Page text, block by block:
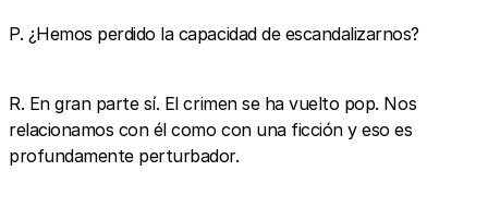
P. ¿Hemos perdido la capacidad de escandalizarnos?
R. En gran parte sí. El crimen se ha vuelto pop. Nos
relacionamos con él como con una ficción y eso es
profundamente perturbador.